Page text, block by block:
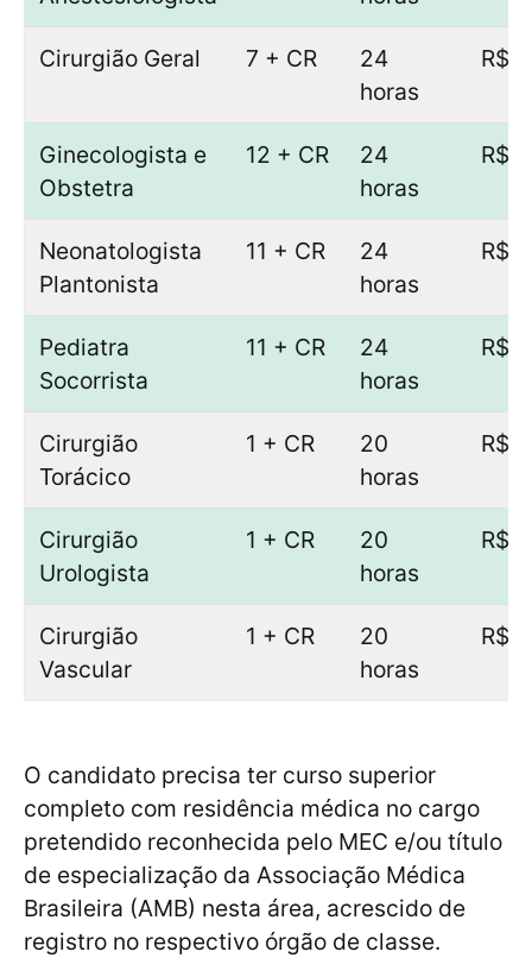
Cirurgião Geral 7 + CR
24
horas
R$
Ginecologista e
Obstetra
12 + CR
24
horas
R$
Neonatologista
Plantonista
11 + CR
24
horas
R$
Pediatra
Socorrista
11 + CR
24
horas
R$
Cirurgião
Torácico
1 + CR
20
horas
R$
Cirurgião
Urologista
1 + CR
20
horas
R$
Cirurgião
Vascular
1 + CR
20
horas
R$
O candidato precisa ter curso superior
completo com residência médica no cargo
pretendido reconhecida pelo MEC e/ou título
de especialização da Associação Médica
Brasileira (AMB) nesta área, acrescido de
registro no respectivo órgão de classe.